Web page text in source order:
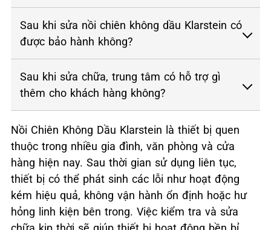
Sau khi sửa nồi chiên không dầu Klarstein có
được bảo hành không?
Sau khi sửa chữa, trung tâm có hỗ trợ gì
thêm cho khách hàng không?
Nồi Chiên Không Dầu Klarstein là thiết bị quen
thuộc trong nhiều gia đình, văn phòng và cửa
hàng hiện nay. Sau thời gian sử dụng liên tục,
thiết bị có thể phát sinh các lỗi như hoạt động
kém hiệu quả, không vận hành ổn định hoặc hư
hỏng linh kiện bên trong. Việc kiểm tra và sửa